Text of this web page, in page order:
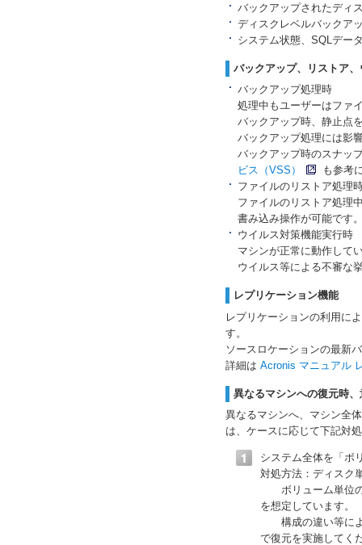
バックアップされたディ
ディスクレベルバックア
システム状態、SQLデー
バックアップ、リストア
バックアップ処理時
処理中もユーザーはファ
バックアップ時、静止点
バックアップ処理には影
バックアップ時のスナッ
ビス（VSS）
も参考
ファイルのリストア処理
ファイルのリストア処理
書み込み操作が可能です
ウイルス対策機能実行時
マシンが正常に動作して
ウイルス等による不審な
レプリケーション機能
レプリケーションの利用に
す。
ソースロケーションの最新
詳細は Acronis マニュアル
異なるマシンへの復元時
異なるマシンへ、マシン全
は、ケースに応じて下記対
システム全体を「ボ
対処方法：ディスク
ボリューム単位の
を想定しています。
構成の違い等によ
で復元を実施してく